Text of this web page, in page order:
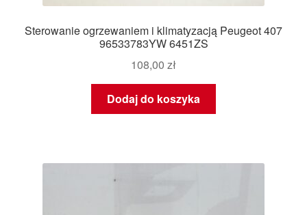
Sterowanie ogrzewaniem i klimatyzacją Peugeot 407
96533783YW 6451ZS
108,00 zł
Dodaj do koszyka